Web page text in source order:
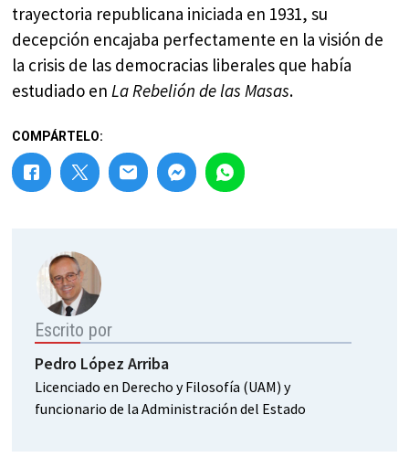
trayectoria republicana iniciada en 1931, su
decepción encajaba perfectamente en la visión de
la crisis de las democracias liberales que había
estudiado en La Rebelión de las Masas.
COMPÁRTELO:
Escrito por
Pedro López Arriba
Licenciado en Derecho y Filosofía (UAM) y
funcionario de la Administración del Estado